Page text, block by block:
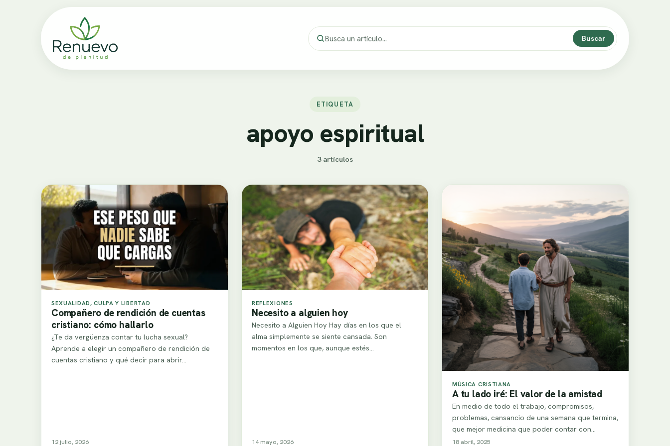
Buscar
ETIQUETA
apoyo espiritual
3 artículos
SEXUALIDAD, CULPA Y LIBERTAD
Compañero de rendición de cuentas
cristiano: cómo hallarlo
¿Te da vergüenza contar tu lucha sexual?
Aprende a elegir un compañero de rendición de
cuentas cristiano y qué decir para abrir…
12 julio, 2026
REFLEXIONES
Necesito a alguien hoy
Necesito a Alguien Hoy Hay días en los que el
alma simplemente se siente cansada. Son
momentos en los que, aunque estés…
14 mayo, 2026
MÚSICA CRISTIANA
A tu lado iré: El valor de la amistad
En medio de todo el trabajo, compromisos,
problemas, cansancio de una semana que termina,
que mejor medicina que poder contar con
verdaderos…
18 abril, 2025